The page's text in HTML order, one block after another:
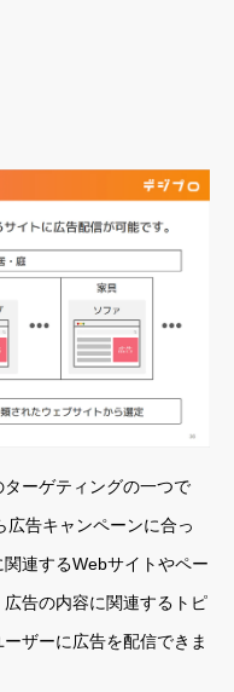
ーゲティングの一つで
告キャンペーンに合っ
連するWebサイトやペー
告の内容に関連するトピ
ザーに広告を配信できま